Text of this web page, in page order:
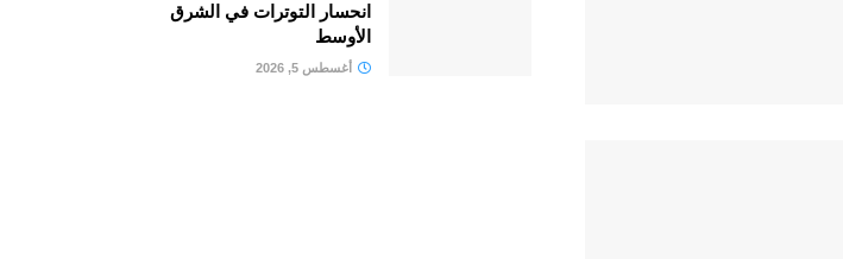
انحسار التوترات في الشرق
الأوسط
أغسطس 5, 2026